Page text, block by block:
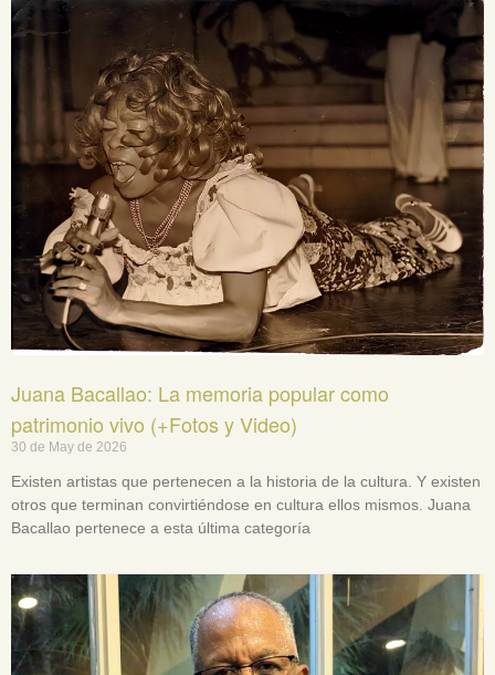
Juana Bacallao: La memoria popular como
patrimonio vivo (+Fotos y Video)
30 de May de 2026
Existen artistas que pertenecen a la historia de la cultura. Y existen
otros que terminan convirtiéndose en cultura ellos mismos. Juana
Bacallao pertenece a esta última categoría